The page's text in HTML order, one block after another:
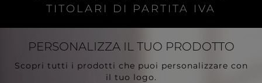
TITOLARI DI PARTITA IVA
PERSONALIZZA IL TUO PRODOTTO
Scopri tutti i prodotti che puoi personalizzare con
il tuo logo.